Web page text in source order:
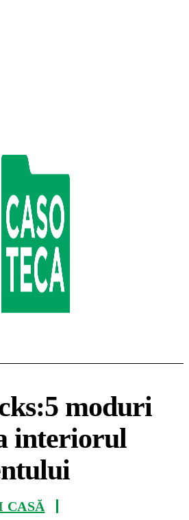
moduri
interiorul
CASĂ